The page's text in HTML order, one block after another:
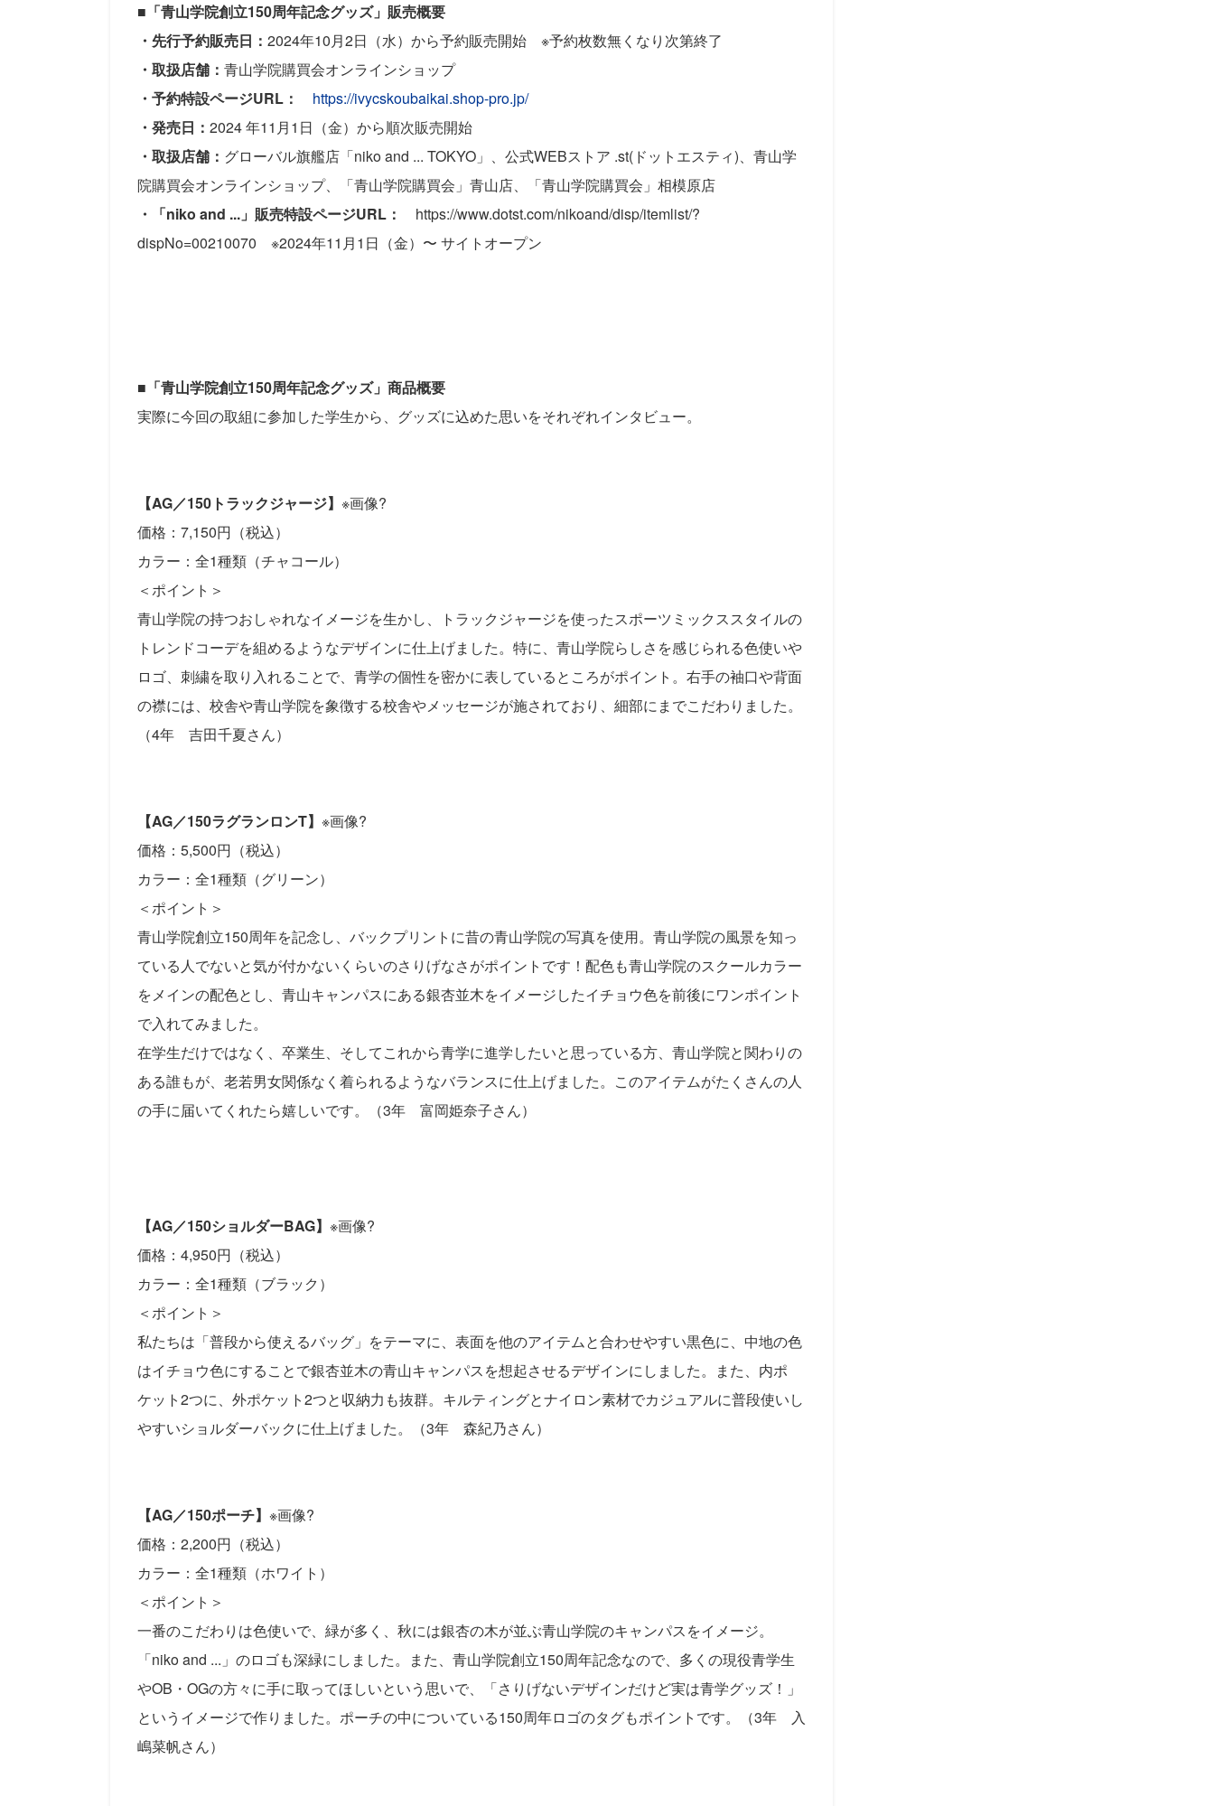
■ 「青山学院創立150周年記念グッズ」販売概要
・先行予約販売日： 2024年10月2日（水）から予約販売開始 ※予約枚数無くなり次第終了
・取扱店舗： 青山学院購買会オンラインショップ
・予約特設ページURL： https://ivycskoubaikai.shop-pro.jp/
・発売日： 2024 年11月1日（金）から順次販売開始
・取扱店舗： グローバル旗艦店「niko and ... TOKYO」、公式WEBストア .st(ドットエスティ)、青山学
院購買会オンラインショップ、「青山学院購買会」青山店、「青山学院購買会」相模原店
・「niko and ...」販売特設ページURL： https://www.dotst.com/nikoand/disp/itemlist/?
dispNo=00210070 ※2024年11月1日（金）〜 サイトオープン
■「青山学院創立150周年記念グッズ」商品概要
実際に今回の取組に参加した学生から、グッズに込めた思いをそれぞれインタビュー。
【AG／150トラックジャージ】 ※画像?
価格：7,150円（税込）
カラー：全1種類（チャコール）
＜ポイント＞
青山学院の持つおしゃれなイメージを生かし、トラックジャージを使ったスポーツミックススタイルの
トレンドコーデを組めるようなデザインに仕上げました。特に、青山学院らしさを感じられる色使いや
ロゴ、刺繍を取り入れることで、青学の個性を密かに表しているところがポイント。右手の袖口や背面
の襟には、校舎や青山学院を象徴する校舎やメッセージが施されており、細部にまでこだわりました。
（4年 吉田千夏さん）
【AG／150ラグランロンT】 ※画像?
価格：5,500円（税込）
カラー：全1種類（グリーン）
＜ポイント＞
青山学院創立150周年を記念し、バックプリントに昔の青山学院の写真を使用。青山学院の風景を知っ
ている人でないと気が付かないくらいのさりげなさがポイントです！配色も青山学院のスクールカラー
をメインの配色とし、青山キャンパスにある銀杏並木をイメージしたイチョウ色を前後にワンポイント
で入れてみました。
在学生だけではなく、卒業生、そしてこれから青学に進学したいと思っている方、青山学院と関わりの
ある誰もが、老若男女関係なく着られるようなバランスに仕上げました。このアイテムがたくさんの人
の手に届いてくれたら嬉しいです。（3年 富岡姫奈子さん）
【AG／150ショルダーBAG】 ※画像?
価格：4,950円（税込）
カラー：全1種類（ブラック）
＜ポイント＞
私たちは「普段から使えるバッグ」をテーマに、表面を他のアイテムと合わせやすい黒色に、中地の色
はイチョウ色にすることで銀杏並木の青山キャンパスを想起させるデザインにしました。また、内ポ
ケット2つに、外ポケット2つと収納力も抜群。キルティングとナイロン素材でカジュアルに普段使いし
やすいショルダーバックに仕上げました。（3年 森紀乃さん）
【AG／150ポーチ】 ※画像?
価格：2,200円（税込）
カラー：全1種類（ホワイト）
＜ポイント＞
一番のこだわりは色使いで、緑が多く、秋には銀杏の木が並ぶ青山学院のキャンパスをイメージ。
「niko and ...」のロゴも深緑にしました。また、青山学院創立150周年記念なので、多くの現役青学生
やOB・OGの方々に手に取ってほしいという思いで、「さりげないデザインだけど実は青学グッズ！」
というイメージで作りました。ポーチの中についている150周年ロゴのタグもポイントです。（3年 入
嶋菜帆さん）